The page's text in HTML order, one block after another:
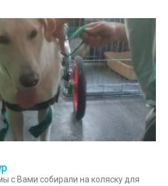
с Вами собирали на коляску для